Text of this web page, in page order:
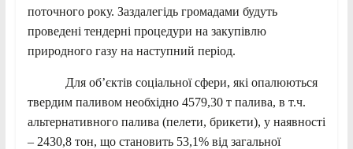
поточного року. Заздалегідь громадами будуть
проведені тендерні процедури на закупівлю
природного газу на наступний період.
Для об’єктів соціальної сфери, які опалюються
твердим паливом необхідно 4579,30 т палива, в т.ч.
альтернативного палива (пелети, брикети), у наявності
– 2430,8 тон, що становить 53,1% від загальної